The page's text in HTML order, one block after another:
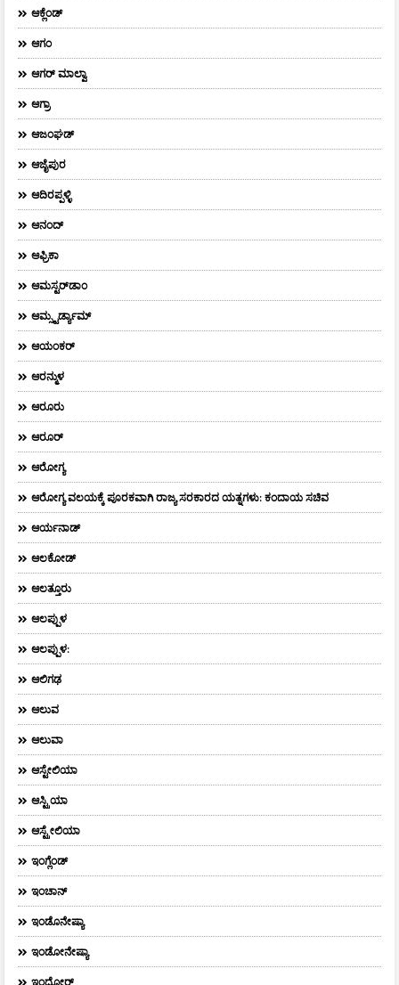
ಆಕ್ಲೆಂಡ್
ಆಗಂ
ಆಗರ್‌ ಮಾಲ್ವಾ
ಆಗ್ರಾ
ಆಜಂಘಡ್
ಆಜೈಪುರ
ಆದಿರಪ್ಪಳ್ಳಿ
ಆನಂದ್‌
ಆಫ್ರಿಕಾ
ಆಮಸ್ಟರ್‌ಡಾಂ
ಆಮ್ಸ್ಟರ್ಡ್ಯಾಮ್
ಆಯಂಕರ್
ಆರನ್ಮುಳ
ಆರೂರು
ಆರೂರ್
ಆರೋಗ್ಯ
ಆರೋಗ್ಯ ವಲಯಕ್ಕೆ ಪೂರಕವಾಗಿ ರಾಜ್ಯ ಸರಕಾರದ ಯತ್ನಗಳು: ಕಂದಾಯ ಸಚಿವ
ಆರ್ಯನಾಡ್
ಆಲಕೋಡ್
ಆಲತ್ತೂರು
ಆಲಪ್ಪುಳ
ಆಲಪ್ಪುಳ:
ಆಲಿಗಢ
ಆಲುವ
ಆಲುವಾ
ಆಸ್ಟೇಲಿಯಾ
ಆಸ್ಟ್ರಿಯಾ
ಆಸ್ಟ್ರೇಲಿಯಾ
ಇಂಗ್ಲೆಂಡ್
ಇಂಚಾನ್
ಇಂಡೊನೇಷ್ಯಾ
ಇಂಡೋನೇಷ್ಯಾ